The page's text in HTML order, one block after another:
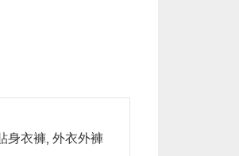
身衣褲, 外衣外褲